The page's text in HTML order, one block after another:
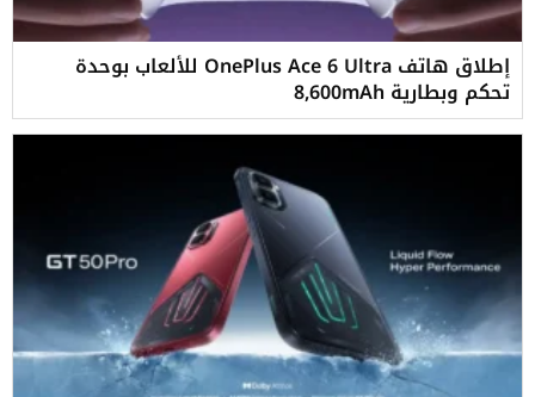
إطلاق هاتف OnePlus Ace 6 Ultra للألعاب بوحدة
تحكم وبطارية 8,600mAh